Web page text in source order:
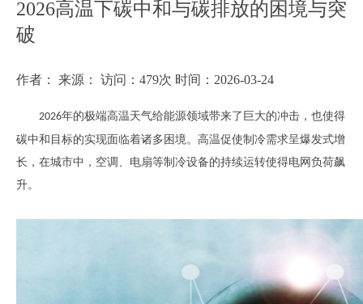
2026高温下碳中和与碳排放的困境与突
破
作者： 来源： 访问：479次 时间：2026-03-24
2026年的极端高温天气给能源领域带来了巨大的冲击，也使得
碳中和目标的实现面临着诸多困境。高温促使制冷需求呈爆发式增
长，在城市中，空调、电扇等制冷设备的持续运转使得电网负荷飙
升。